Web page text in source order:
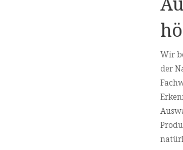
der
besonders an Menschen, die ihre
Unterstützung benötigt, um seine volle
schützen und gleichzeitig unsere
Wir
der